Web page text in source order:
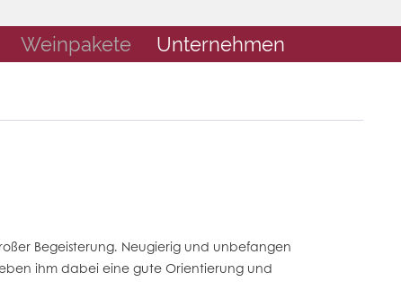
Weinpakete Unternehmen
Begeisterung. Neugierig und unbefangen
ihm dabei eine gute Orientierung und